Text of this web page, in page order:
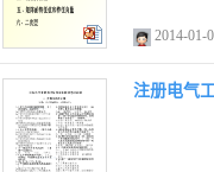
ppt
2014-01-
注册电气